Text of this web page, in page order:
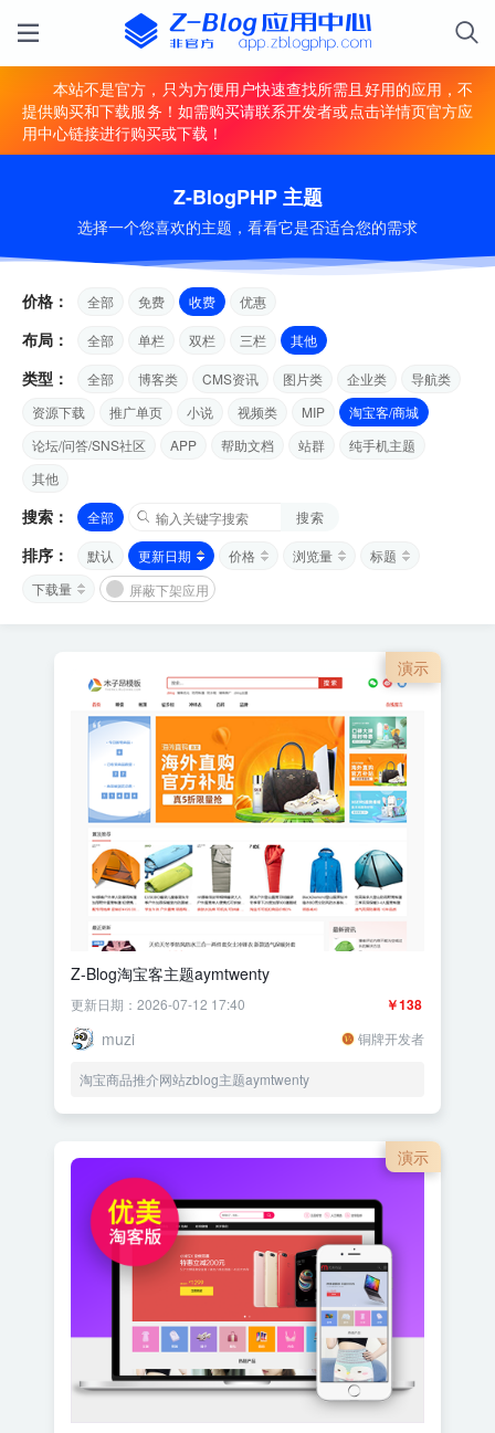
本站不是官方，只为方便用户快速查找所需且好用的应用，不
提供购买和下载服务！如需购买请联系开发者或点击详情页官方应
用中心链接进行购买或下载！
Z-BlogPHP 主题
选择一个您喜欢的主题，看看它是否适合您的需求
价格： 全部 免费 收费 优惠
布局： 全部 单栏 双栏 三栏 其他
类型： 全部 博客类 CMS资讯 图片类 企业类
导航类
资源下载
推广单页 小说 视频类 MIP
淘宝客/商城
论坛/问答/SNS社区
APP 帮助文档 站群
纯手机主题
其他
搜索： 全部 搜索
排序： 默认 更新日期 价格 浏览量
标题
下载量
屏蔽下架应用
演示
Z-Blog淘宝客主题aymtwenty
￥138
更新日期：2026-07-12 17:40
muzi 铜牌开发者
淘宝商品推介网站zblog主题aymtwenty
演示